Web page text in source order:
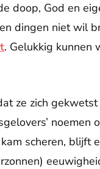
doop, God en
dingen niet wil
. Gelukkig kunnen
ze zich
scheren, blijft